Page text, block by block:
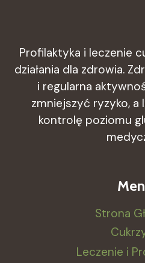
Profilaktyka i leczenie
działania dla zdrowia.
i regularna
zmniejszyć ryzyko,
kontrolę poziomu
Strona
Leczenie i